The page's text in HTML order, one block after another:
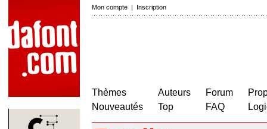
Mon compte | Inscription
Thèmes
Nouveautés
Auteurs
Top
Forum
FAQ